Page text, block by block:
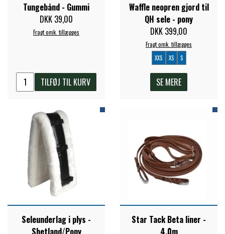
TIMER GPS
WAHLSTEN
Tungebånd - Gummi
DKK 39,00
Fragt omk. tillægges
TILFØJ TIL KURV
Waffle neopren gjord til
QH sele - pony
DKK 399,00
Fragt omk. tillægges
XXS
XS S
SE MERE
Seleunderlag i plys -
Shetland/Pony
Star Tack Beta liner -
4,0m